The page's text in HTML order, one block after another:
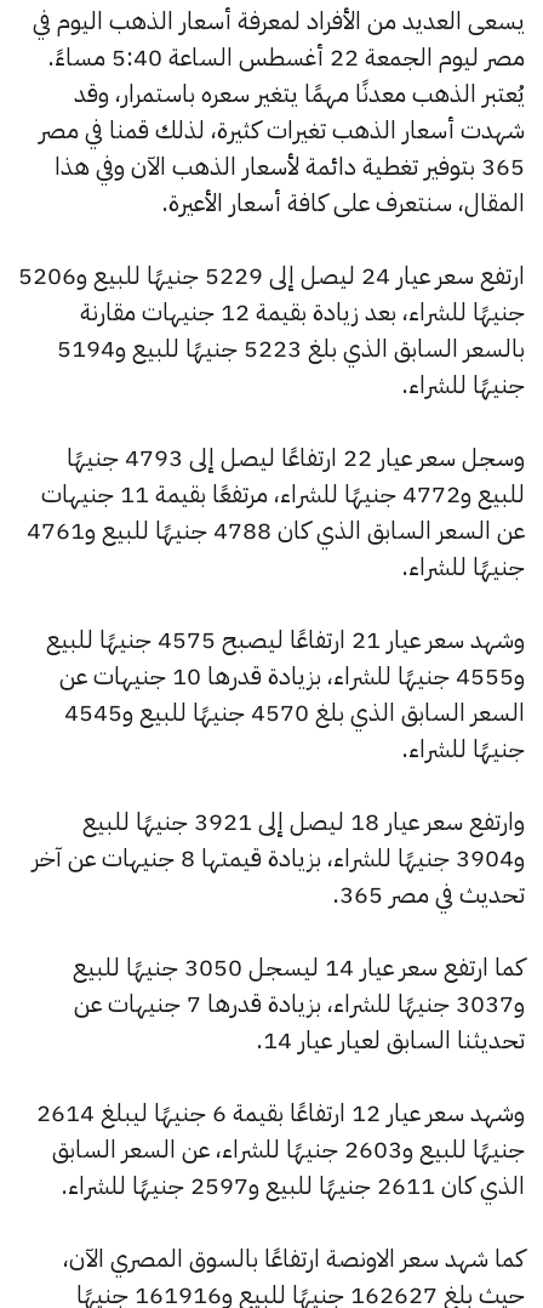
يسعى العديد من الأفراد لمعرفة أسعار الذهب اليوم في
مصر ليوم الجمعة 22 أغسطس الساعة 5:40 مساءً.
يُعتبر الذهب معدنًا مهمًا يتغير سعره باستمرار، وقد
شهدت أسعار الذهب تغيرات كثيرة، لذلك قمنا في مصر
365 بتوفير تغطية دائمة لأسعار الذهب الآن وفي هذا
المقال، سنتعرف على كافة أسعار الأعيرة.
ارتفع سعر عيار 24 ليصل إلى 5229 جنيهًا للبيع و5206
جنيهًا للشراء، بعد زيادة بقيمة 12 جنيهات مقارنة
بالسعر السابق الذي بلغ 5223 جنيهًا للبيع و5194
جنيهًا للشراء.
وسجل سعر عيار 22 ارتفاعًا ليصل إلى 4793 جنيهًا
للبيع و4772 جنيهًا للشراء، مرتفعًا بقيمة 11 جنيهات
عن السعر السابق الذي كان 4788 جنيهًا للبيع و4761
جنيهًا للشراء.
وشهد سعر عيار 21 ارتفاعًا ليصبح 4575 جنيهًا للبيع
و4555 جنيهًا للشراء، بزيادة قدرها 10 جنيهات عن
السعر السابق الذي بلغ 4570 جنيهًا للبيع و4545
جنيهًا للشراء.
وارتفع سعر عيار 18 ليصل إلى 3921 جنيهًا للبيع
و3904 جنيهًا للشراء، بزيادة قيمتها 8 جنيهات عن آخر
تحديث في مصر 365.
كما ارتفع سعر عيار 14 ليسجل 3050 جنيهًا للبيع
و3037 جنيهًا للشراء، بزيادة قدرها 7 جنيهات عن
تحديثنا السابق لعيار عيار 14.
وشهد سعر عيار 12 ارتفاعًا بقيمة 6 جنيهًا ليبلغ 2614
جنيهًا للبيع و2603 جنيهًا للشراء، عن السعر السابق
الذي كان 2611 جنيهًا للبيع و2597 جنيهًا للشراء.
كما شهد سعر الاونصة ارتفاعًا بالسوق المصري الآن،
حيث بلغ 162627 جنيهًا للبيع و161916 جنيهًا